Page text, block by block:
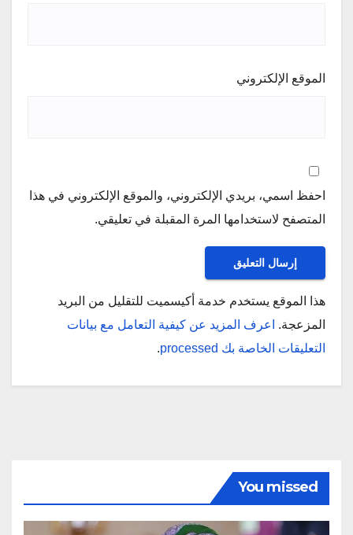
الموقع الإلكتروني
احفظ اسمي، بريدي الإلكتروني، والموقع الإلكتروني في هذا
المتصفح لاستخدامها المرة المقبلة في تعليقي.
هذا الموقع يستخدم خدمة أكيسميت للتقليل من البريد
المزعجة.
اعرف المزيد عن كيفية التعامل مع بيانات
التعليقات الخاصة بك processed
.
You missed